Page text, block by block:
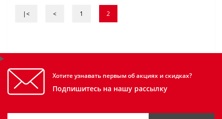
|< < 1 2
Хотите узнавать первым об акциях и скидках?
Подпишитесь на нашу рассылку